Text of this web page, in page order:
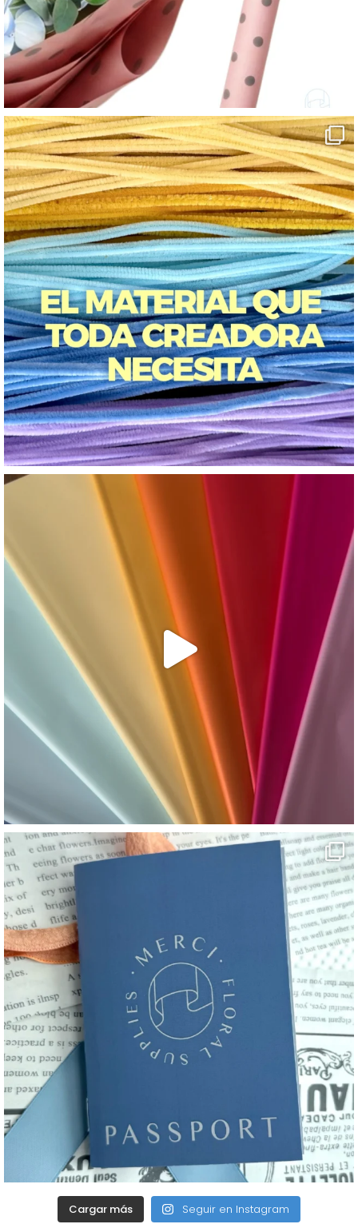
Cargar más Seguir en Instagram